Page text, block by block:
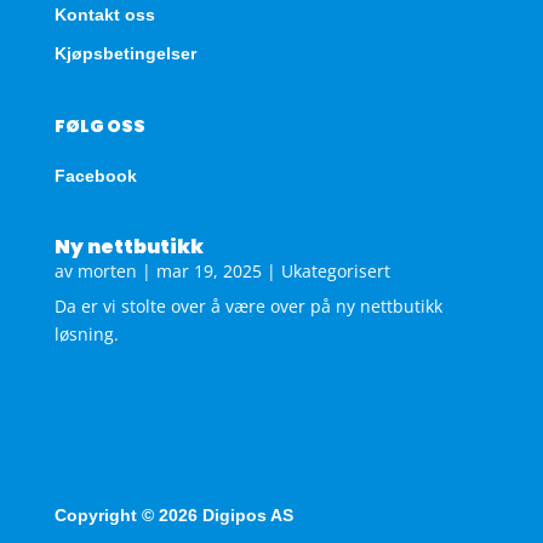
Kontakt oss
Kjøpsbetingelser
FØLG OSS
Facebook
Ny nettbutikk
av morten | mar 19, 2025| Ukategorisert
Da er vi stolte over å være over på ny nettbutikk
løsning.
Copyright © 2026 Digipos AS